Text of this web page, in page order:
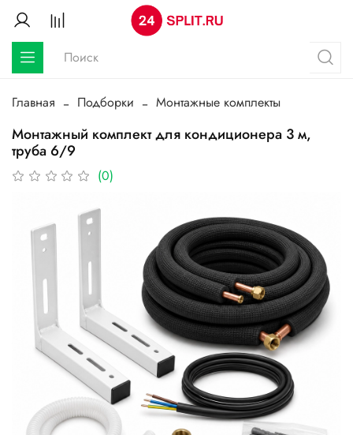
Главная Подборки Монтажные комплекты
Монтажный комплект для кондиционера 3 м,
труба 6/9
(0)